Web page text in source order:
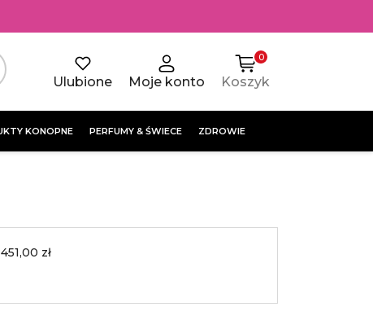
Koszyk
0
Moje konto
Ulubione
KONOPNE PERFUMY & ŚWIECE ZDROWIE
zł